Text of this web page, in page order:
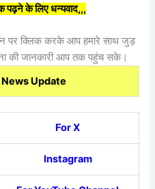
के लिए धन्यवाद,,,
पर क्लिक करके आप हमारे साथ जुड़
की जानकारी आप तक पहुंच सके।
Update
For X
Instagram